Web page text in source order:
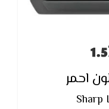
احمر
Sharp